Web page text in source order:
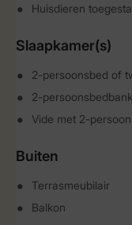
Huisdieren
Slaapkamer(s)
2-persoonsbed of
2-
Vide met 2-
Buiten
Terrasmeubilair
Balkon